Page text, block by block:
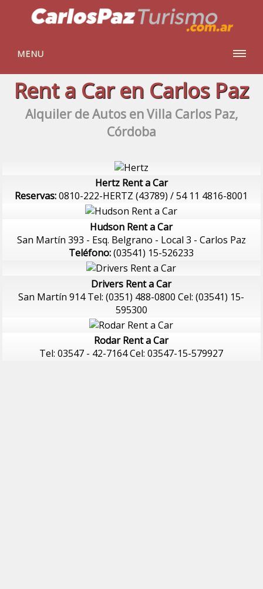
MENU
Rent a Car en Carlos Paz
Alquiler de Autos en Villa Carlos Paz,
Córdoba
Hertz Rent a Car
Reservas:0810-222-HERTZ (43789) / 54 11 4816-8001
Hudson Rent a Car
San Martín 393 - Esq. Belgrano - Local 3 - Carlos Paz
Teléfono:(03541) 15-526233
Drivers Rent a Car
San Martín 914 Tel: (0351) 488-0800 Cel: (03541) 15-
595300
Rodar Rent a Car
Tel: 03547 - 42-7164 Cel: 03547-15-579927